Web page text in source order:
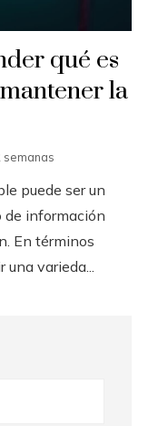
qué es
la
semanas
puede ser un
de información
En términos
varieda...